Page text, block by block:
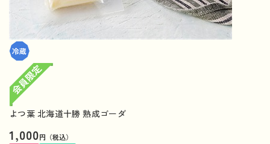
よつ葉 北海道十勝 熟成ゴーダ
1,000円（税込）